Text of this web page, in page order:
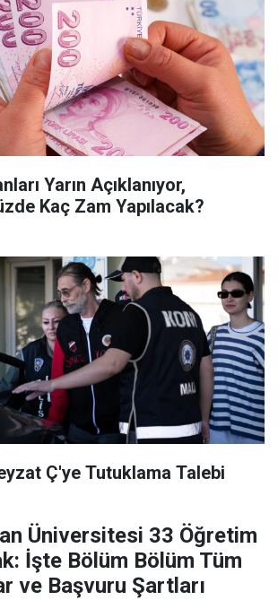
Yarın Açıklanıyor,
Kaç Zam Yapılacak?
Ç'ye Tutuklama Talebi
Üniversitesi 33 Öğretim
İşte Bölüm Bölüm Tüm
ve Başvuru Şartları